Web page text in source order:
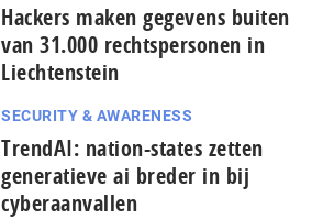
Hackers maken gegevens buiten
van 31.000 rechtspersonen in
Liechtenstein
SECURITY & AWARENESS
TrendAI: nation-states zetten
generatieve ai breder in bij
cyberaanvallen